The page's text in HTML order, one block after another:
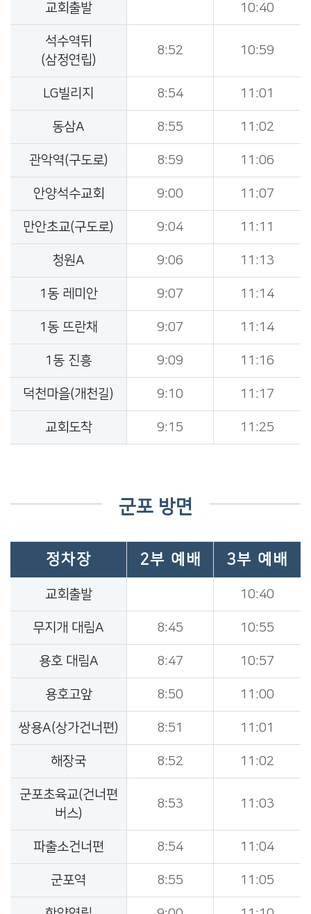
교회출발 10:40
석수역뒤
(삼정연립)
8:52 10:59
LG빌리지 8:54 11:01
동삼A 8:55 11:02
관악역(구도로) 8:59 11:06
안양석수교회 9:00 11:07
만안초교(구도로) 9:04 11:11
청원A 9:06 11:13
1동 레미안 9:07 11:14
1동 뜨란채 9:07 11:14
1동 진흥 9:09 11:16
덕천마을(개천길) 9:10 11:17
교회도착 9:15 11:25
군포 방면
정차장 2부 예배 3부 예배
교회출발 10:40
무지개 대림A 8:45 10:55
용호 대림A 8:47 10:57
용호고앞 8:50 11:00
쌍용A(상가건너편) 8:51 11:01
해장국 8:52 11:02
군포초육교(건너편
버스)
8:53 11:03
파출소건너편 8:54 11:04
군포역 8:55 11:05